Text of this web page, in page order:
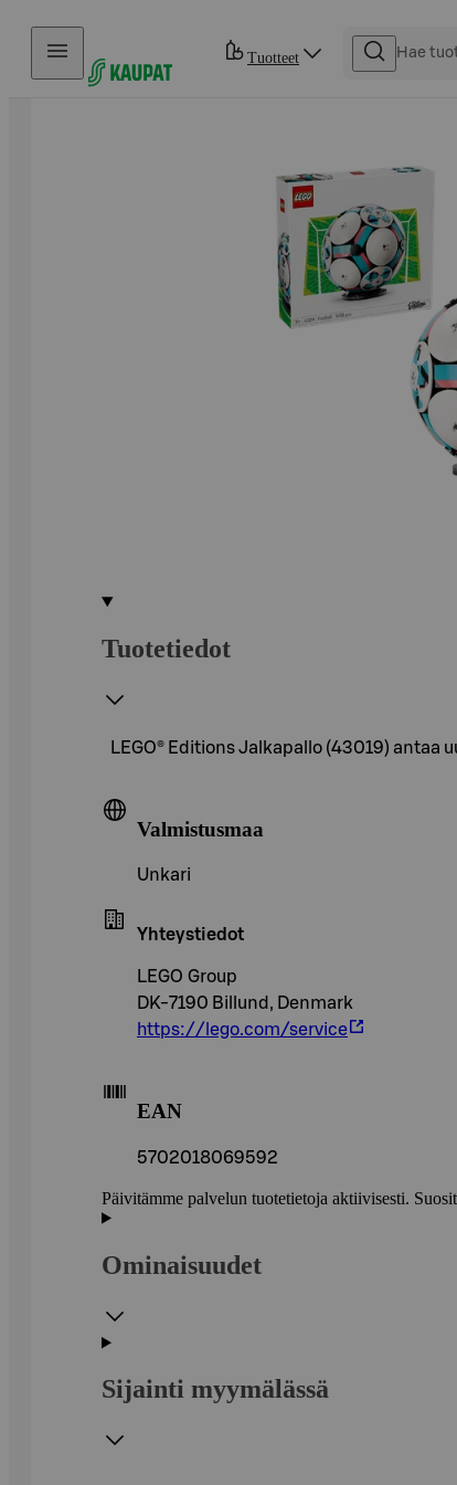
Hyppää sisältöön
Tuotteet
Tuotetiedot
LEGO® Editions Jalkapallo (43019)
Valmistusmaa
Unkari
Yhteystiedot
LEGO Group
DK-7190 Billund, Denmark
https://lego.com/service
EAN
5702018069592
Päivitämme palvelun tuotetietoja aktiivisesti.
Ominaisuudet
Sijainti myymälässä